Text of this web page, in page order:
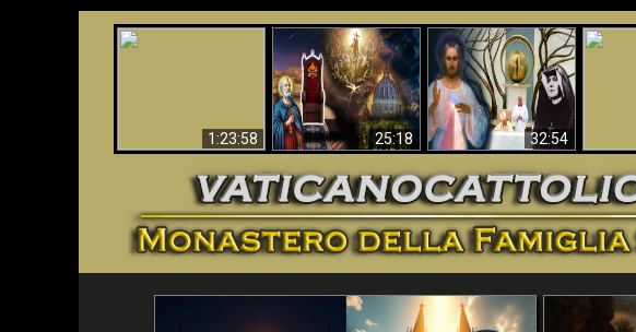
1:23:58 25:18
La Bibbia ha previsto
70 anni senza Papa?
32:54
Faustina e la Divina
Misericordia – un
inganno